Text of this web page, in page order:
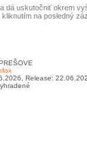
dá uskutočniť okrem
na posledný
Release: